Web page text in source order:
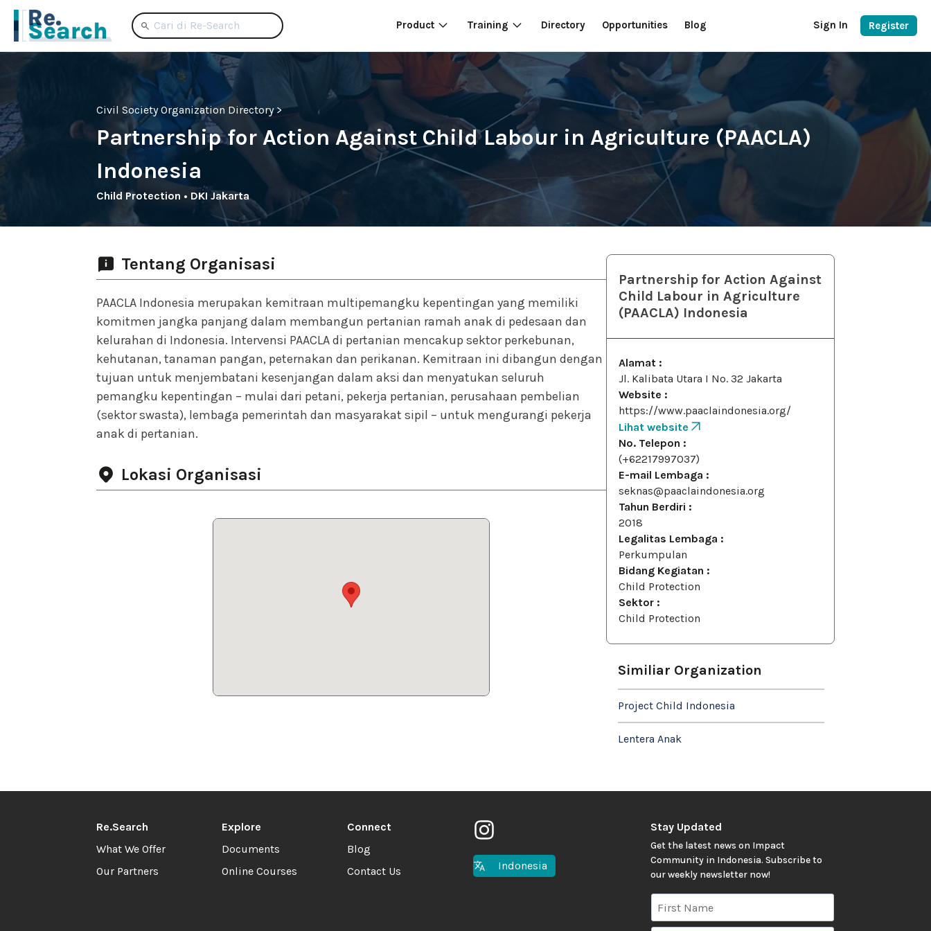
Product Training Directory Opportunities Blog Sign In Register
Civil Society Organization Directory >
Partnership for Action Against Child Labour in Agriculture (PAACLA)
Indonesia
Child Protection • DKI Jakarta
Tentang Organisasi
PAACLA Indonesia merupakan kemitraan multipemangku kepentingan yang memiliki
komitmen jangka panjang dalam membangun pertanian ramah anak di pedesaan dan
kelurahan di Indonesia. Intervensi PAACLA di pertanian mencakup sektor perkebunan,
kehutanan, tanaman pangan, peternakan dan perikanan. Kemitraan ini dibangun dengan
tujuan untuk menjembatani kesenjangan dalam aksi dan menyatukan seluruh
pemangku kepentingan – mulai dari petani, pekerja pertanian, perusahaan pembelian
(sektor swasta), lembaga pemerintah dan masyarakat sipil – untuk mengurangi pekerja
anak di pertanian.
Lokasi Organisasi
Partnership for Action Against
Child Labour in Agriculture
(PAACLA) Indonesia
Alamat :
Jl. Kalibata Utara I No. 32 Jakarta
Website :
https://www.paaclaindonesia.org/
Lihat website
No. Telepon :
(+62217997037)
E-mail Lembaga :
seknas@paaclaindonesia.org
Tahun Berdiri :
2018
Legalitas Lembaga :
Perkumpulan
Bidang Kegiatan :
Child Protection
Sektor :
Child Protection
Similiar Organization
Project Child Indonesia
Lentera Anak
Re.Search
What We Offer
Our Partners
Explore
Documents
Online Courses
Connect
Blog
Contact Us
Indonesia
Stay Updated
Get the latest news on Impact
Community in Indonesia. Subscribe to
our weekly newsletter now!